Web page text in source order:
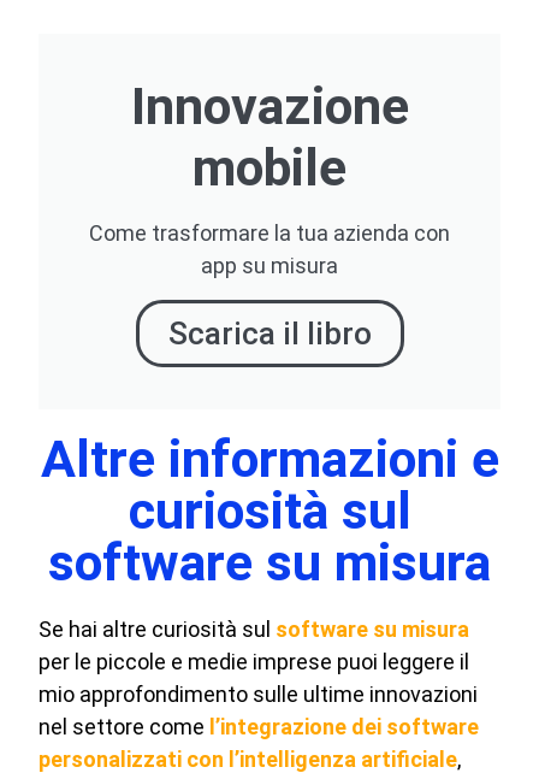
Innovazione
mobile
Come trasformare la tua azienda con
app su misura
Scarica il libro
Altre informazioni e
curiosità sul
software su misura
Se hai altre curiosità sul software su misura
per le piccole e medie imprese puoi leggere il
mio approfondimento sulle ultime innovazioni
nel settore come l’integrazione dei software
personalizzati con l’intelligenza artificiale,